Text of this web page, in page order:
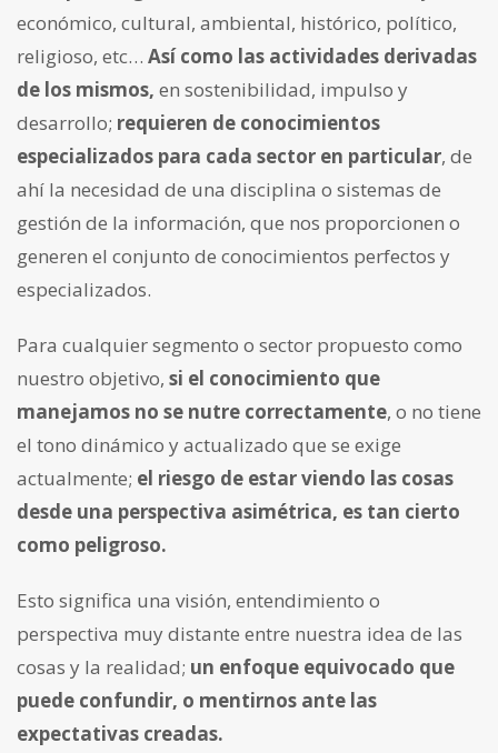
económico, cultural, ambiental, histórico, político,
religioso, etc… Así como las actividades derivadas
de los mismos, en sostenibilidad, impulso y
desarrollo; requieren de conocimientos
especializados para cada sector en particular, de
ahí la necesidad de una disciplina o sistemas de
gestión de la información, que nos proporcionen o
generen el conjunto de conocimientos perfectos y
especializados.
Para cualquier segmento o sector propuesto como
nuestro objetivo, si el conocimiento que
manejamos no se nutre correctamente, o no tiene
el tono dinámico y actualizado que se exige
actualmente; el riesgo de estar viendo las cosas
desde una perspectiva asimétrica, es tan cierto
como peligroso.
Esto significa una visión, entendimiento o
perspectiva muy distante entre nuestra idea de las
cosas y la realidad; un enfoque equivocado que
puede confundir, o mentirnos ante las
expectativas creadas.